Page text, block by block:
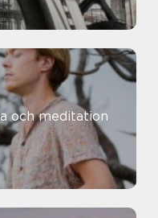
och meditation